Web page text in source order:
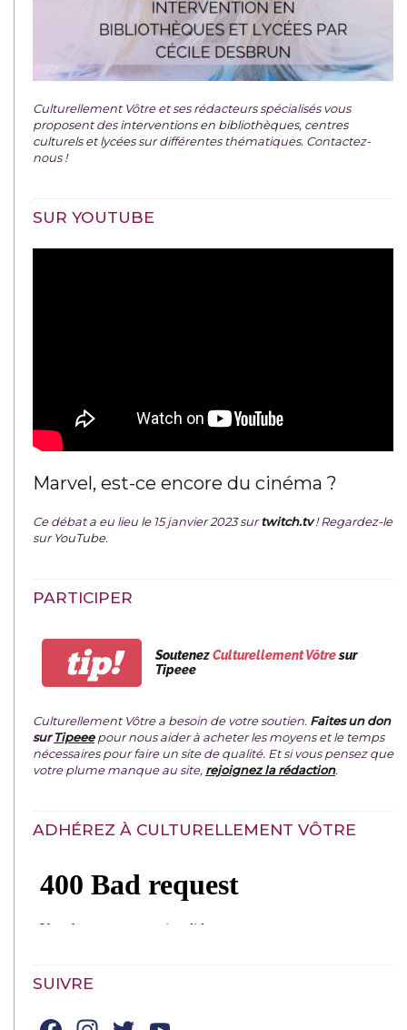
Culturellement Vôtre et ses rédacteurs spécialisés vous
proposent desinterventions en bibliothèques, centres
culturels et lycéessur différentes thématiques. Contactez-
nous !
SUR YOUTUBE
Marvel, est-ce encore du cinéma ?
Ce débat a eu lieu le 15 janvier 2023 surtwitch.tv ! Regardez-le
surYouTube.
PARTICIPER
tip! SoutenezCulturellement Vôtresur
Tipeee
Culturellement Vôtre a besoin de votre soutien. Faites un don
surTipeeepour nous aider à acheter les moyens et le temps
nécessaires pour faire un site de qualité. Et si vous pensez que
votre plume manque au site, rejoignez la rédaction.
ADHÉREZ À CULTURELLEMENT VÔTRE
SUIVRE